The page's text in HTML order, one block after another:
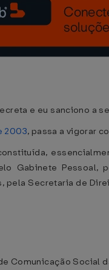
e eu sanciono a
2003, passa a vigorar
Gabinete
pela Secretaria de
Comunicação Social